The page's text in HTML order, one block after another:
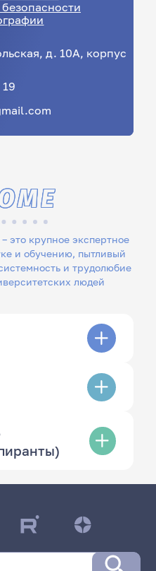
д. 10А, корпус
это крупное экспертное
и обучению, пытливый
людей